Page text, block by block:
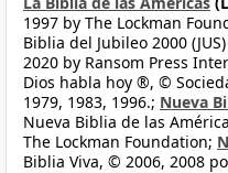
1997 by The Lockman
Biblia del Jubileo 2000
2020 by Ransom Press
Dios habla hoy ®, ©
1979, 1983, 1996.; Nueva
Nueva Biblia de las
The Lockman Foundation;
Biblia Viva, © 2006, 2008